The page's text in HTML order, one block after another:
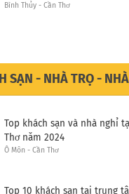
Bình Thủy - Cần Thơ
SẠN - NHÀ TRỌ -
Top khách sạn và nhà nghỉ
Thơ năm 2024
Ô Môn - Cần Thơ
Top 10 khách sạn tại trung